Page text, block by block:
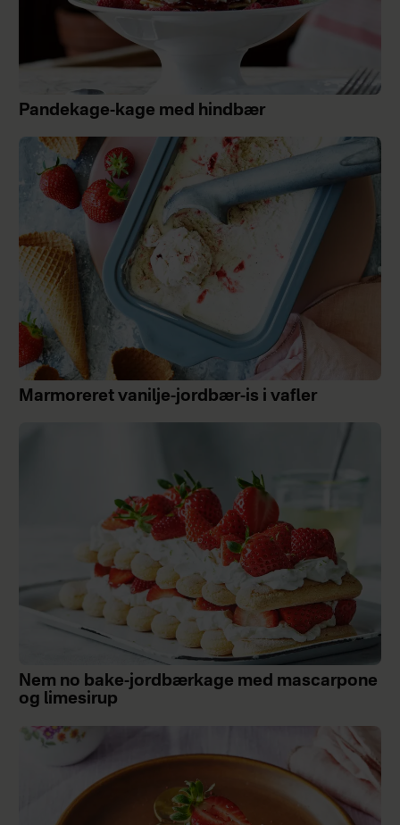
Pandekage-kage med hindbær
Marmoreret vanilje-jordbær-is i vafler
Nem no bake-jordbærkage med mascarpone
og limesirup